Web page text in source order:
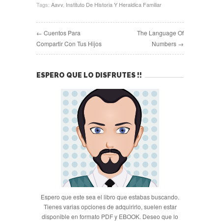
Tags: Aavv Instituto De Historia Y Heraldica Familiar
← Cuentos Para
Compartir Con Tus Hijos
The Language Of
Numbers →
ESPERO QUE LO DISFRUTES !!
Espero que este sea el libro que estabas buscando.
Tienes varias opciones de adquirirlo, suelen estar
disponible en formato PDF y EBOOK. Deseo que lo